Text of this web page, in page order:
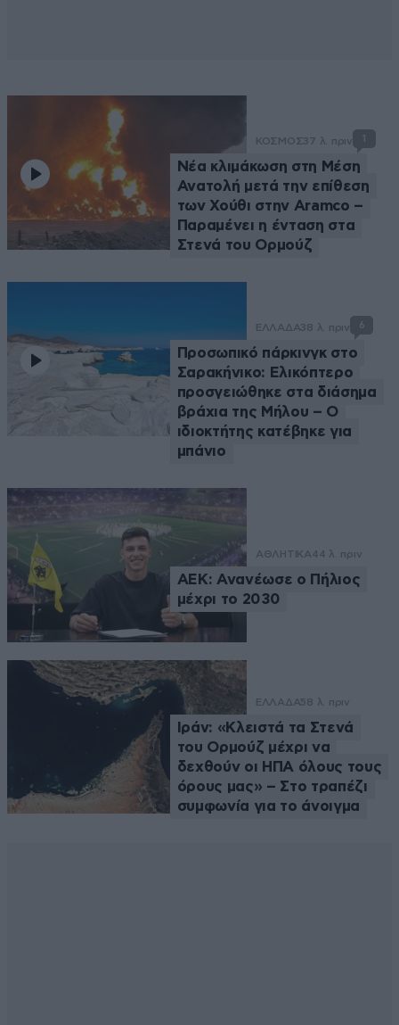
ΚΟΣΜΟΣ37 λ. πριν
Νέα κλιμάκωση στη Μέση
Ανατολή μετά την επίθεση
των Χούθι στην Aramco –
Παραμένει η ένταση στα
Στενά του Ορμούζ
ΕΛΛΑΔΑ38 λ. πριν 6
Προσωπικό πάρκινγκ στο
Σαρακήνικο: Ελικόπτερο
προσγειώθηκε στα διάσημα
βράχια της Μήλου – Ο
ιδιοκτήτης κατέβηκε για
μπάνιο
ΑΘΛΗΤΙΚΑ44 λ. πριν
ΑΕΚ: Ανανέωσε ο Πήλιος
μέχρι το 2030
ΕΛΛΑΔΑ58 λ. πριν
Ιράν: «Κλειστά τα Στενά
του Ορμούζ μέχρι να
δεχθούν οι ΗΠΑ όλους τους
όρους μας» – Στο τραπέζι
συμφωνία για το άνοιγμα